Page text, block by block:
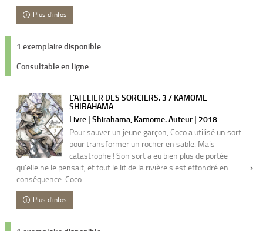
Plus d'infos
1 exemplaire disponible
Consultable en ligne
L'ATELIER DES SORCIERS. 3 / KAMOME
SHIRAHAMA
Livre | Shirahama, Kamome. Auteur | 2018
Pour sauver un jeune garçon, Coco a utilisé un sort
pour transformer un rocher en sable. Mais
catastrophe ! Son sort a eu bien plus de portée
qu'elle ne le pensait, et tout le lit de la rivière s'est effondré en
conséquence. Coco ...
Plus d'infos